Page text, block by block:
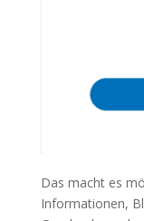
Das macht es
Informationen,